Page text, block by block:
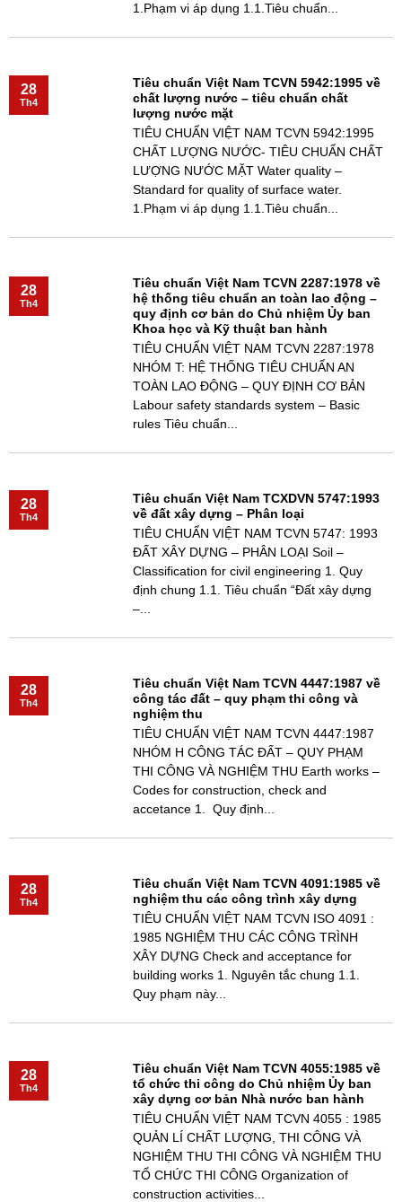
1.Phạm vi áp dụng 1.1.Tiêu chuẩn...
Tiêu chuẩn Việt Nam TCVN 5942:1995 về
chất lượng nước – tiêu chuẩn chất
lượng nước mặt
TIÊU CHUẨN VIỆT NAM TCVN 5942:1995
CHẤT LƯỢNG NƯỚC- TIÊU CHUẨN CHẤT
LƯỢNG NƯỚC MẶT Water quality –
Standard for quality of surface water.
1.Phạm vi áp dụng 1.1.Tiêu chuẩn...
28
Th4
Tiêu chuẩn Việt Nam TCVN 2287:1978 về
hệ thống tiêu chuẩn an toàn lao động –
quy định cơ bản do Chủ nhiệm Ủy ban
Khoa học và Kỹ thuật ban hành
TIÊU CHUẨN VIỆT NAM TCVN 2287:1978
NHÓM T: HỆ THỐNG TIÊU CHUẨN AN
TOÀN LAO ĐỘNG – QUY ĐỊNH CƠ BẢN
Labour safety standards system – Basic
rules Tiêu chuẩn...
28
Th4
Tiêu chuẩn Việt Nam TCXDVN 5747:1993
về đất xây dựng – Phân loại
TIÊU CHUẨN VIỆT NAM TCVN 5747: 1993
ĐẤT XÂY DỰNG – PHÂN LOẠI Soil –
Classification for civil engineering 1. Quy
định chung 1.1. Tiêu chuẩn “Đất xây dựng
–...
28
Th4
Tiêu chuẩn Việt Nam TCVN 4447:1987 về
công tác đất – quy phạm thi công và
nghiệm thu
TIÊU CHUẨN VIỆT NAM TCVN 4447:1987
NHÓM H CÔNG TÁC ĐẤT – QUY PHẠM
THI CÔNG VÀ NGHIỆM THU Earth works –
Codes for construction, check and
accetance 1. Quy định...
28
Th4
Tiêu chuẩn Việt Nam TCVN 4091:1985 về
nghiệm thu các công trình xây dựng
TIÊU CHUẨN VIỆT NAM TCVN ISO 4091 :
1985 NGHIỆM THU CÁC CÔNG TRÌNH
XÂY DỰNG Check and acceptance for
building works 1. Nguyên tắc chung 1.1.
Quy phạm này...
28
Th4
Tiêu chuẩn Việt Nam TCVN 4055:1985 về
tổ chức thi công do Chủ nhiệm Ủy ban
xây dựng cơ bản Nhà nước ban hành
TIÊU CHUẨN VIỆT NAM TCVN 4055 : 1985
QUẢN LÍ CHẤT LƯỢNG, THI CÔNG VÀ
NGHIỆM THU THI CÔNG VÀ NGHIỆM THU
TỔ CHỨC THI CÔNG Organization of
construction activities...
28
Th4